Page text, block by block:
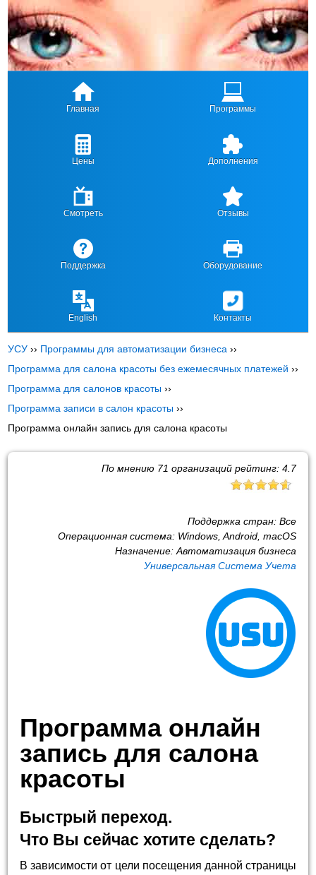
Главная Программы
Цены Дополнения
Смотреть Отзывы
Поддержка Оборудование
English Контакты
УСУ ›› Программы для автоматизации бизнеса ››
Программа для салона красоты без ежемесячных платежей ››
Программа для салонов красоты ››
Программа записи в салон красоты ››
Программа онлайн запись для салона красоты
По мнению 71 организаций рейтинг: 4.7
Поддержка стран: Все
Операционная система: Windows, Android, macOS
Назначение: Автоматизация бизнеса
Универсальная Система Учета
Программа онлайн
запись для салона
красоты
Быстрый переход.
Что Вы сейчас хотите сделать?
В зависимости от цели посещения данной страницы